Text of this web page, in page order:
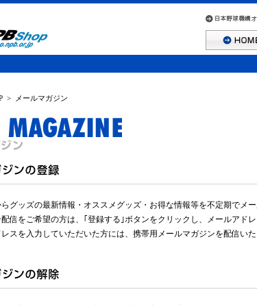
> メールマガジン
グッズの最新情報・オススメグッズ・お得な情報等を不定期でメー
信をご希望の方は、｢登録する｣ボタンをクリックし、メールアドレ
スを入力していただいた方には、携帯用メールマガジンを配信いた